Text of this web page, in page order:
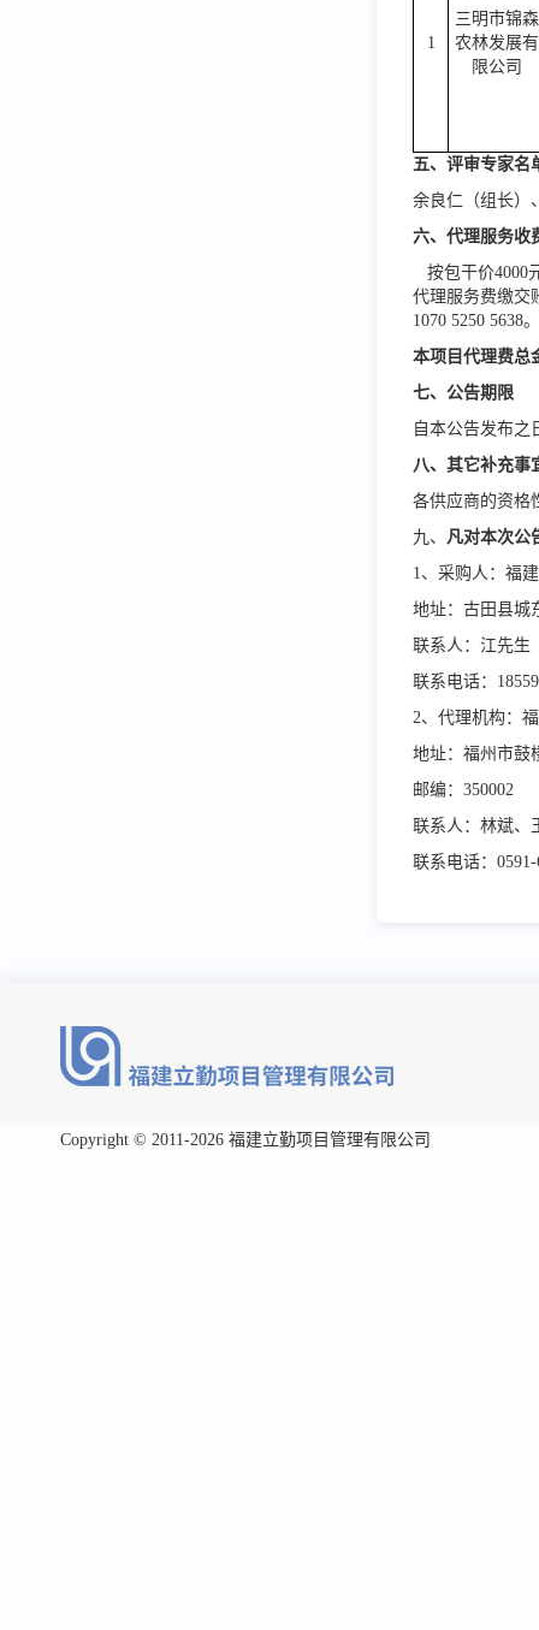
1
三明市锦森
农林发展有
限公司
五、评审专家名
余良仁（组长）
六、代理服务收
按包干价4000
代理服务费缴交
1070 5250 5638
本项目代理费总
七、公告期限
自本公告发布之
八、其它补充事
各供应商的资格
九、
凡对本次公
1、采购人：福
地址：古田县城
联系人：江先生
联系电话：
2、代理机构：
地址：福州市鼓
邮编：350002
联系人：林斌、
联系电话：
Copyright © 2011-2026 福建立勤项目管理有限公司